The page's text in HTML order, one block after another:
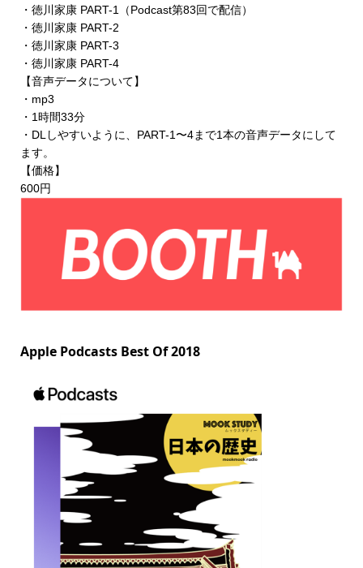
・徳川家康 PART-1（Podcast第83回で配信）
・徳川家康 PART-2
・徳川家康 PART-3
・徳川家康 PART-4
【音声データについて】
・mp3
・1時間33分
・DLしやすいように、PART-1〜4まで1本の音声データにして
ます。
【価格】
600円
Apple Podcasts Best Of 2018